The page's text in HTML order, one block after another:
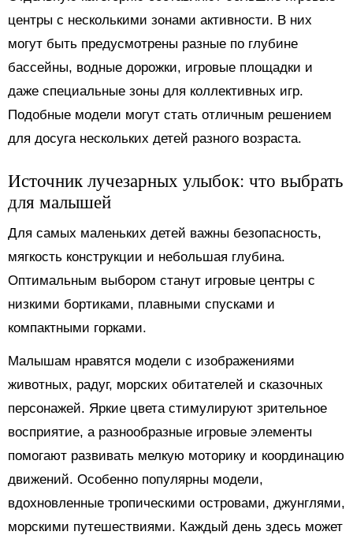
центры с несколькими зонами активности. В них
могут быть предусмотрены разные по глубине
бассейны, водные дорожки, игровые площадки и
даже специальные зоны для коллективных игр.
Подобные модели могут стать отличным решением
для досуга нескольких детей разного возраста.
Источник лучезарных улыбок: что выбрать
для малышей
Для самых маленьких детей важны безопасность,
мягкость конструкции и небольшая глубина.
Оптимальным выбором станут игровые центры с
низкими бортиками, плавными спусками и
компактными горками.
Малышам нравятся модели с изображениями
животных, радуг, морских обитателей и сказочных
персонажей. Яркие цвета стимулируют зрительное
восприятие, а разнообразные игровые элементы
помогают развивать мелкую моторику и координацию
движений. Особенно популярны модели,
вдохновленные тропическими островами, джунглями,
морскими путешествиями. Каждый день здесь может